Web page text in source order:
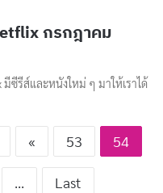
กรกฎาคม
ซีรีส์และหนังใหม่ ๆ มาให้เราได้
« 53 54
... Last